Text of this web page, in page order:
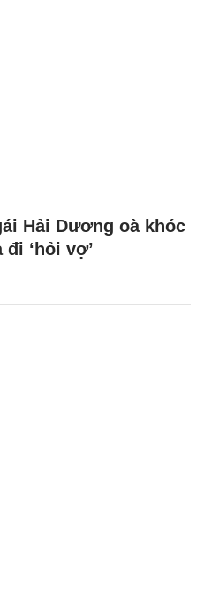
Hải Dương oà khóc
‘hỏi vợ’